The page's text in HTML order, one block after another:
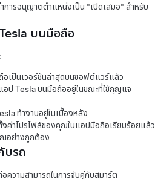
การอนุญาตตำแหน่งเป็น "เปิดเสมอ" สำหรับ
บนมือถือ
เป็นเวอร์ชันล่าสุดบนซอฟต์แวร์แล้ว
อป Tesla บนมือถืออยู่ในขณะที่ใช้กุญแจ
ทำงานอยู่ในเบื้องหลัง
ค่าโปรไฟล์ของคุณในแอปมือถือเรียบร้อยแล้ว
อย่างถูกต้อง
บรถ
วามสามารถในการจับคู่กับสมาร์ต